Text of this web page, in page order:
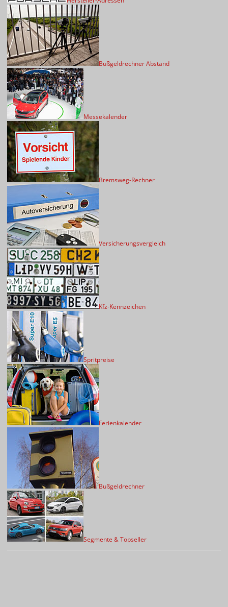
Bußgeldrechner Abstand
Messekalender
Bremsweg-Rechner
Versicherungsvergleich
Kfz-Kennzeichen
Spritpreise
Ferienkalender
Bußgeldrechner
Segmente & Topseller